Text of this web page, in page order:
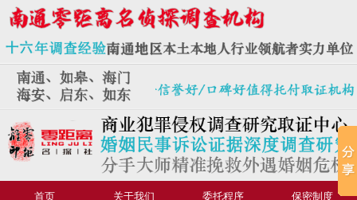
首页 关于我们 委托程序 保密制度